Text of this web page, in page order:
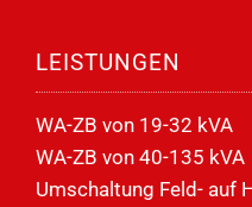
LEISTUNGEN
WA-ZB von 19-32 kVA
WA-ZB von 40-135 kVA
Umschaltung Feld- auf